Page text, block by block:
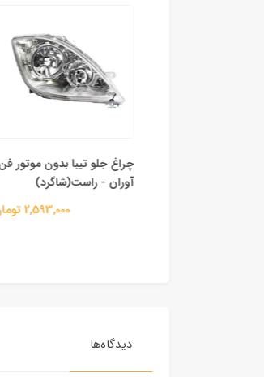
چراغ جلو تیبا بدون موتور فن
آوران - راست(شاگرد)
2,593,000 تومان
دیدگاه‌ها